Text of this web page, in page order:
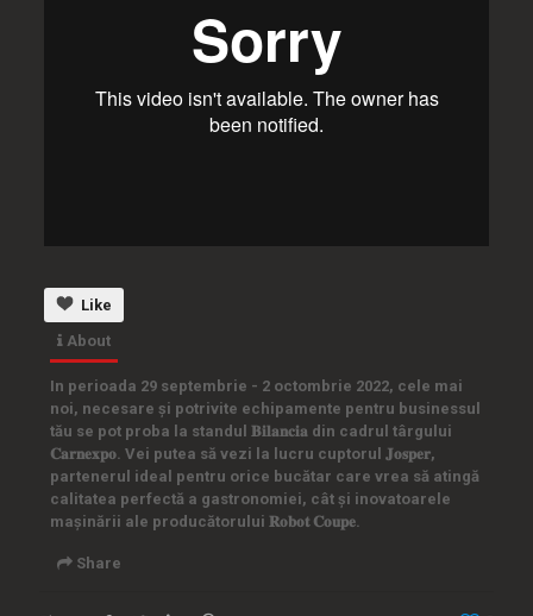
Like
About
In perioada 29 septembrie - 2 octombrie 2022, cele mai
noi, necesare și potrivite echipamente pentru businessul
tău se pot proba la standul 𝐁𝐢𝐥𝐚𝐧𝐜𝐢𝐚 din cadrul târgului
𝐂𝐚𝐫𝐧𝐞𝐱𝐩𝐨. Vei putea să vezi la lucru cuptorul 𝐉𝐨𝐬𝐩𝐞𝐫,
partenerul ideal pentru orice bucătar care vrea să atingă
calitatea perfectă a gastronomiei, cât și inovatoarele
mașinării ale producătorului 𝐑𝐨𝐛𝐨𝐭 𝐂𝐨𝐮𝐩𝐞.
Share